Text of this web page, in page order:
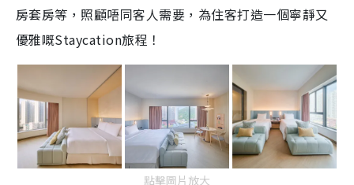
房套房等，照顧唔同客人需要，為住客打造一個寧靜又
優雅嘅Staycation旅程！
點擊圖片放大